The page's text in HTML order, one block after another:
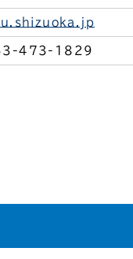
053-473-1829